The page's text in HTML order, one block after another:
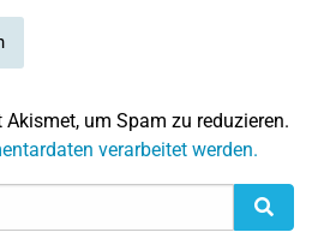
Akismet, um Spam zu reduzieren.
verarbeitet werden.